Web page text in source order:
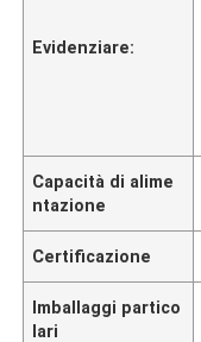
Evidenziare:
Capacità di alime
ntazione
Certificazione
Imballaggi partico
lari